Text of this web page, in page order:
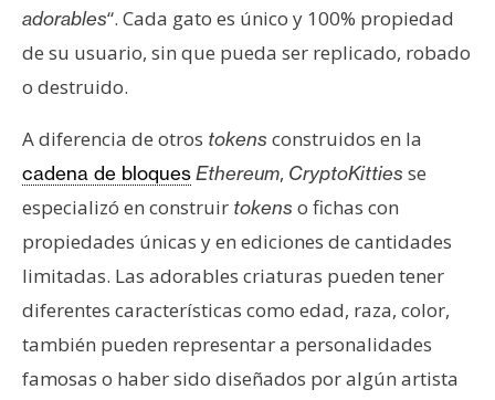
adorables“. Cada gato es único y 100% propiedad
de su usuario, sin que pueda ser replicado, robado
o destruido.
A diferencia de otros tokens construidos en la
cadena de bloquesEthereum, CryptoKitties se
especializó en construir tokens o fichas con
propiedades únicas y en ediciones de cantidades
limitadas. Las adorables criaturas pueden tener
diferentes características como edad, raza, color,
también pueden representar a personalidades
famosas o haber sido diseñados por algún artista